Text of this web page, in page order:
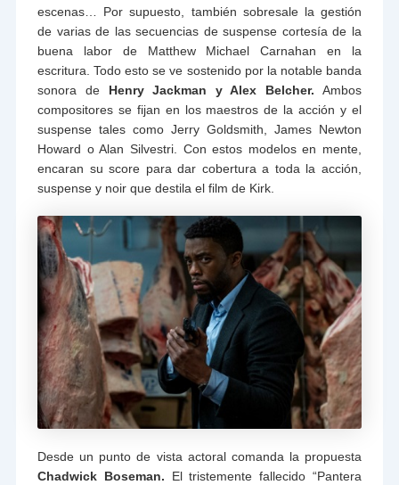
escenas… Por supuesto, también sobresale la gestión
de varias de las secuencias de suspense cortesía de la
buena labor de Matthew Michael Carnahan en la
escritura. Todo esto se ve sostenido por la notable banda
sonora de Henry Jackman y Alex Belcher. Ambos
compositores se fijan en los maestros de la acción y el
suspense tales como Jerry Goldsmith, James Newton
Howard o Alan Silvestri. Con estos modelos en mente,
encaran su score para dar cobertura a toda la acción,
suspense y noir que destila el film de Kirk.
Desde un punto de vista actoral comanda la propuesta
Chadwick Boseman. El tristemente fallecido “Pantera